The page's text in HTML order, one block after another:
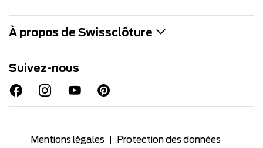
À propos de Swissclôture
Suivez-nous
Mentions légales Protection des données